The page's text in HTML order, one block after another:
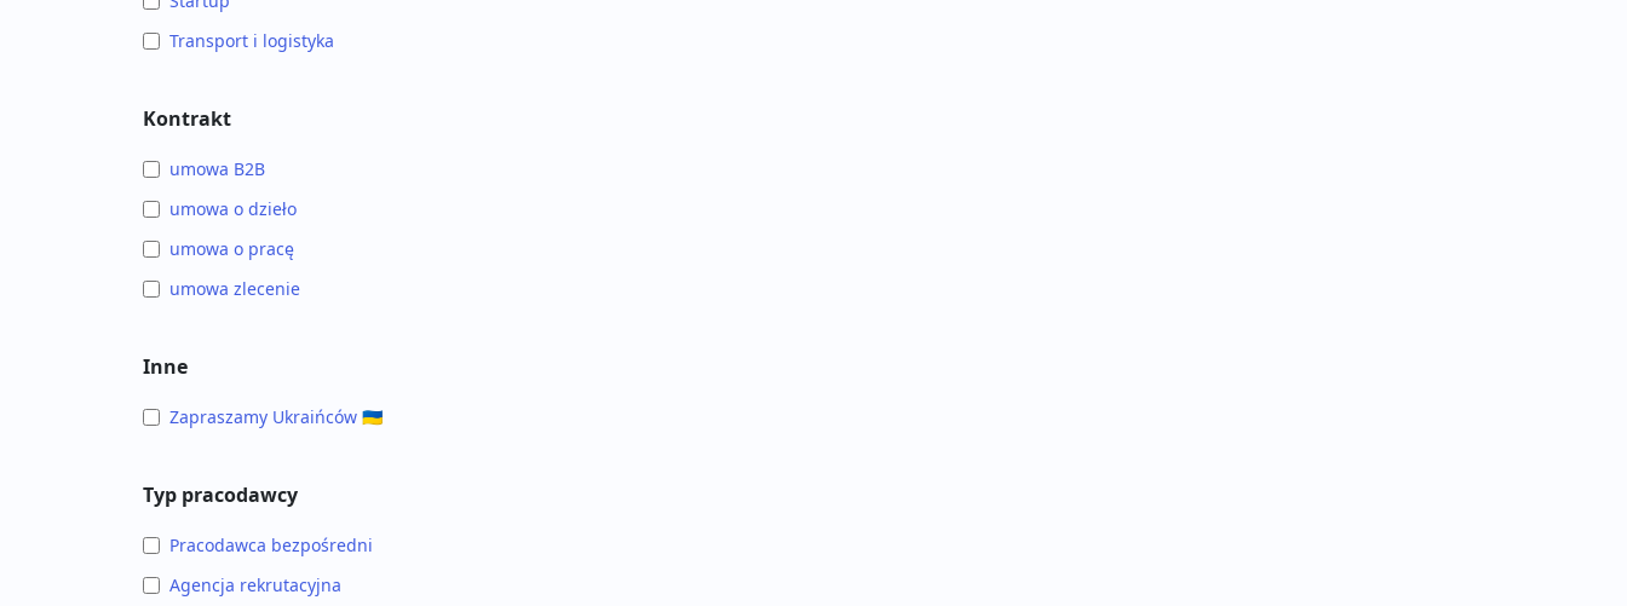
Transport i logistyka
Kontrakt
umowa B2B
umowa o dzieło
umowa o pracę
umowa zlecenie
Inne
Zapraszamy Ukraińców 🇺🇦
Typ pracodawcy
Pracodawca bezpośredni
Agencja rekrutacyjna